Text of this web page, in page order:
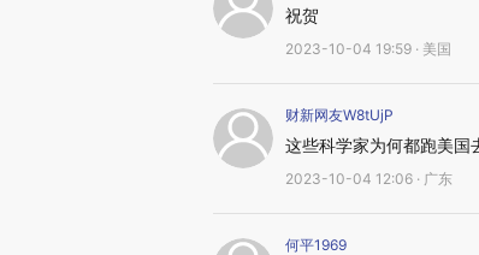
祝贺
2023-10-04 19:59 · 美国
财新网友W8tUjP
这些科学家为何都跑美国
2023-10-04 12:06 · 广东
何平1969